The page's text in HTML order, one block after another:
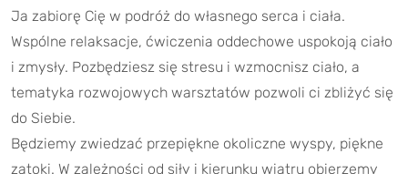
Ja zabiorę Cię w podróż do własnego serca i ciała.
Wspólne relaksacje, ćwiczenia oddechowe uspokoją ciało
i zmysły. Pozbędziesz się stresu i wzmocnisz ciało, a
tematyka rozwojowych warsztatów pozwoli ci zbliżyć się
do Siebie.
Będziemy zwiedzać przepiękne okoliczne wyspy, piękne
zatoki. W zależności od siły i kierunku wiatru obierzemy